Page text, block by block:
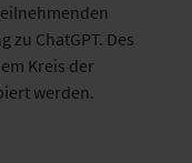
ChatGPT. Des
Kreis der
werden.